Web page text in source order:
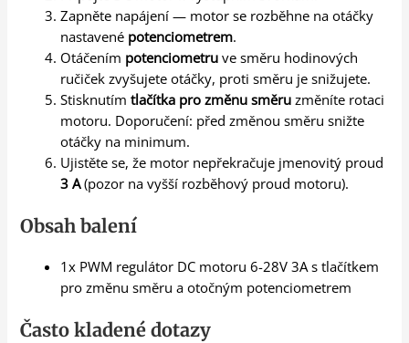
Zapněte napájení — motor se rozběhne na otáčky
nastavené potenciometrem.
Otáčením potenciometru ve směru hodinových
ručiček zvyšujete otáčky, proti směru je snižujete.
Stisknutímtlačítka pro změnu směru změníte rotaci
motoru. Doporučení: před změnou směru snižte
otáčky na minimum.
Ujistěte se, že motor nepřekračuje jmenovitý proud
3 A(pozor na vyšší rozběhový proud motoru).
Obsah balení
1x PWM regulátor DC motoru 6-28V 3A s tlačítkem
pro změnu směru a otočným potenciometrem
Často kladené dotazy